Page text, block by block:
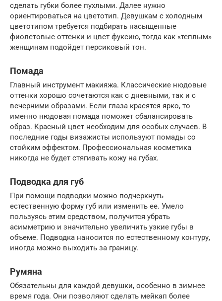
сделать губки более пухлыми. Далее нужно
ориентироваться на цветотип. Девушкам с холодным
цветотипом требуется подбирать насыщенные
фиолетовые оттенки и цвет фуксию, тогда как «теплым»
женщинам подойдет персиковый тон.
Помада
Главный инструмент макияжа. Классические нюдовые
оттенки хорошо сочетаются как с дневными, так и с
вечерними образами. Если глаза красятся ярко, то
именно нюдовая помада поможет сбалансировать
образ. Красный цвет необходим для особых случаев. В
последние годы визажисты используют помады со
стойким эффектом. Профессиональная косметика
никогда не будет стягивать кожу на губах.
Подводка для губ
При помощи подводки можно подчеркнуть
естественную форму губ или изменить ее. Умело
пользуясь этим средством, получится убрать
асимметрию и значительно увеличить узкие губы в
объеме. Подводка наносится по естественному контуру,
иногда можно выходить за границу.
Румяна
Обязательны для каждой девушки, особенно в зимнее
время года. Они позволяют сделать мейкап более